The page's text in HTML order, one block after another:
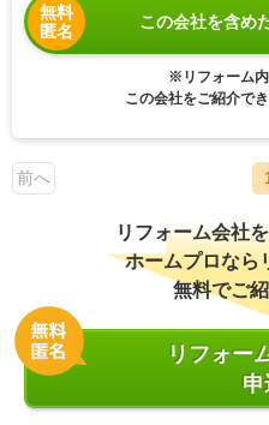
無料
匿名
この会社を含め
※リフォーム内
この会社をご紹介で
前へ
リフォーム会社
ホームプロなら
無料でご
リフォー
申